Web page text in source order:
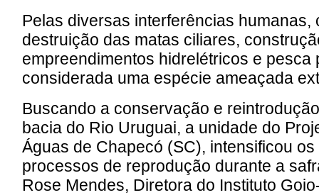
Pelas diversas interferências humanas,
destruição das matas ciliares,
empreendimentos hidrelétricos e pesca
considerada uma espécie ameaçada
Buscando a conservação e
bacia do Rio Uruguai, a unidade do
Águas de Chapecó (SC), intensificou
processos de reprodução durante a
Rose Mendes, Diretora do Instituto